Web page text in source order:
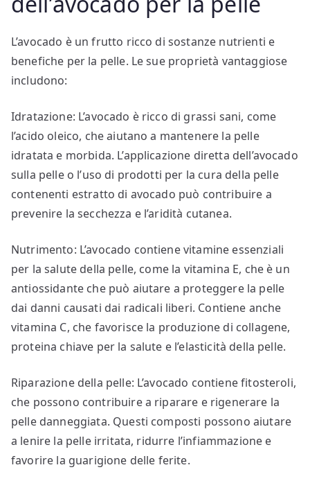
L’avocado è un frutto ricco di sostanze nutrienti e
benefiche per la pelle. Le sue proprietà vantaggiose
includono:
Idratazione: L’avocado è ricco di grassi sani, come
l’acido oleico, che aiutano a mantenere la pelle
idratata e morbida. L’applicazione diretta dell’avocado
sulla pelle o l’uso di prodotti per la cura della pelle
contenenti estratto di avocado può contribuire a
prevenire la secchezza e l’aridità cutanea.
Nutrimento: L’avocado contiene vitamine essenziali
per la salute della pelle, come la vitamina E, che è un
antiossidante che può aiutare a proteggere la pelle
dai danni causati dai radicali liberi. Contiene anche
vitamina C, che favorisce la produzione di collagene,
proteina chiave per la salute e l’elasticità della pelle.
Riparazione della pelle: L’avocado contiene fitosteroli,
che possono contribuire a riparare e rigenerare la
pelle danneggiata. Questi composti possono aiutare
a lenire la pelle irritata, ridurre l’infiammazione e
favorire la guarigione delle ferite.